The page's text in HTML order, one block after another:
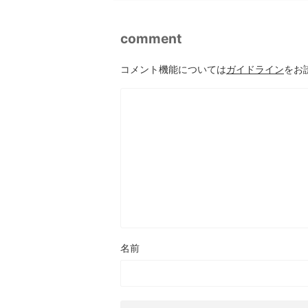
comment
コメント機能についてはガイドラインをお
名前